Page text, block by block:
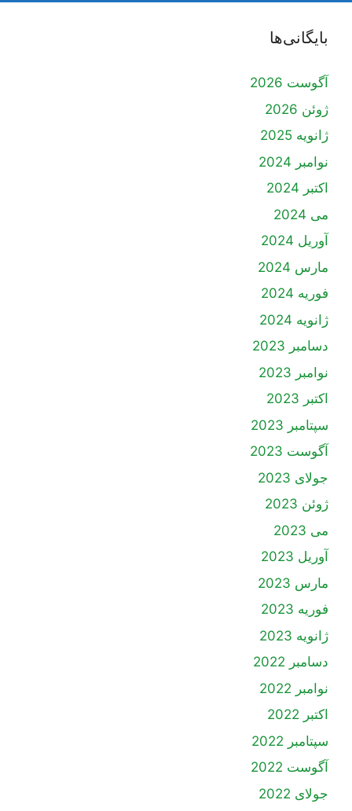
بایگانی‌ها
آگوست 2026
ژوئن 2026
ژانویه 2025
نوامبر 2024
اکتبر 2024
می 2024
آوریل 2024
مارس 2024
فوریه 2024
ژانویه 2024
دسامبر 2023
نوامبر 2023
اکتبر 2023
سپتامبر 2023
آگوست 2023
جولای 2023
ژوئن 2023
می 2023
آوریل 2023
مارس 2023
فوریه 2023
ژانویه 2023
دسامبر 2022
نوامبر 2022
اکتبر 2022
سپتامبر 2022
آگوست 2022
جولای 2022